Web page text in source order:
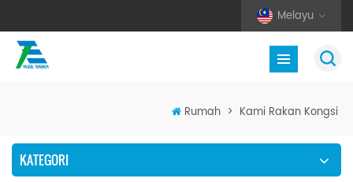
Melayu
Rumah > Kami Rakan Kongsi
KATEGORI